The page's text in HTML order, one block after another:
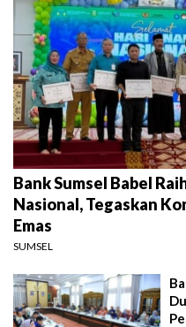
Bank Sumsel Babel
Nasional, Tegaskan
Emas
SUMSEL